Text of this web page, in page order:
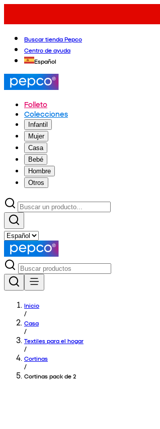
Buscar tienda Pepco
Centro de ayuda
Español
Folleto
Colecciones
Infantil
Mujer
Casa
Bebé
Hombre
Otros
Inicio
/
Casa
/
Textiles para el hogar
/
Cortinas
/
Cortinas pack de 2